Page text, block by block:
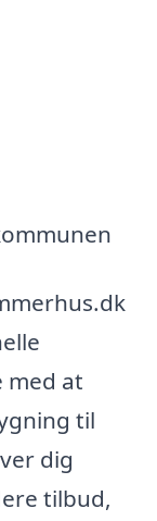
at
til
dig
tilbud,